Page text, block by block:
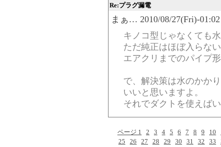
Re:プラグ漏電
まぁ… 2010/08/27(Fri)-
キノコ型じゃなくても
ただ純正はほぼ入らな
エアクリまでのパイプ
で、解決策は水のかか
いいと思いますよ。
それでダクトを使えば
ページ 1 2 3 4 5 6 7 8 9 10
25
26 27 28 29 30 31 32 33